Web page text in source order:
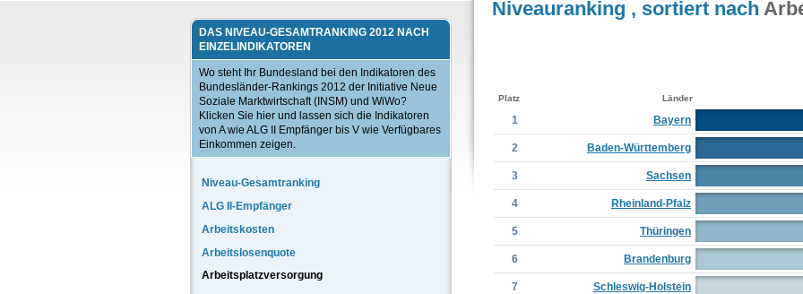
DAS NIVEAU-GESAMTRANKING 2012 NACH
EINZELINDIKATOREN
Wo steht Ihr Bundesland bei den Indikatoren des
Bundesländer-Rankings 2012 der Initiative Neue
Soziale Marktwirtschaft (INSM) und WiWo?
Klicken Sie hier und lassen sich die Indikatoren
von A wie ALG II Empfänger bis V wie Verfügbares
Einkommen zeigen.
Niveau-Gesamtranking
ALG II-Empfänger
Arbeitskosten
Arbeitslosenquote
Arbeitsplatzversorgung
Niveauranking , sortiert nach
Platz Länder
1 Bayern
2 Baden-Württemberg
3 Sachsen
4 Rheinland-Pfalz
5 Thüringen
6 Brandenburg
7 Schleswig-Holstein